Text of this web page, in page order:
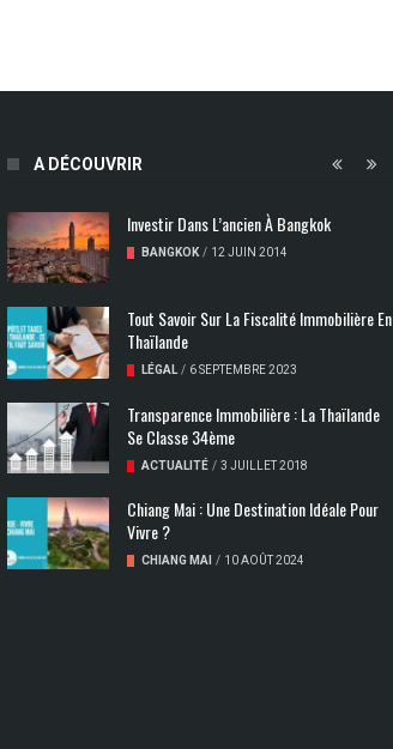
A DÉCOUVRIR
Investir Dans L’ancien À Bangkok
BANGKOK / 12 JUIN 2014
Tout Savoir Sur La Fiscalité Immobilière En
Thaïlande
LÉGAL / 6 SEPTEMBRE 2023
Transparence Immobilière : La Thaïlande
Se Classe 34ème
ACTUALITÉ / 3 JUILLET 2018
Chiang Mai : Une Destination Idéale Pour
Vivre ?
CHIANG MAI / 10 AOÛT 2024